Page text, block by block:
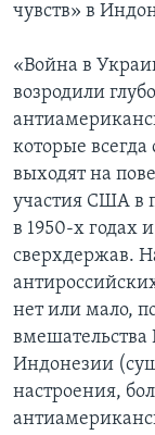
чувств» в
«Война в
возродили
которые
выходят на
участия США в
в 1950-х годах
сверхдержав.
нет или мало,
вмешательства
Индонезии
настроения,